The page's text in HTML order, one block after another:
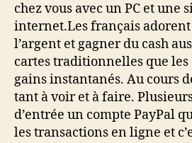
chez vous avec un PC et une
internet.Les français
l’argent et gagner du cash
cartes traditionnelles que
gains instantanés. Au cours
tant à voir et à faire.
d’entrée un compte PayPal
les transactions en ligne et